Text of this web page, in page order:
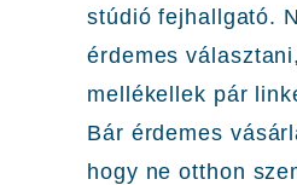
stúdió fejhallgató.
érdemes
mellékellek pár
Bár érdemes
hogy ne otthon